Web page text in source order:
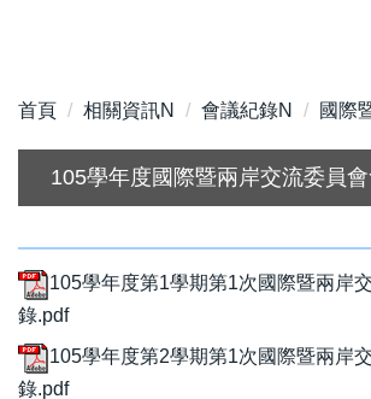
首頁 相關資訊N 會議紀錄N 國際
105學年度國際暨兩岸交流委員
105學年度第1學期第1次國際暨兩岸
錄.pdf
105學年度第2學期第1次國際暨兩岸
錄.pdf